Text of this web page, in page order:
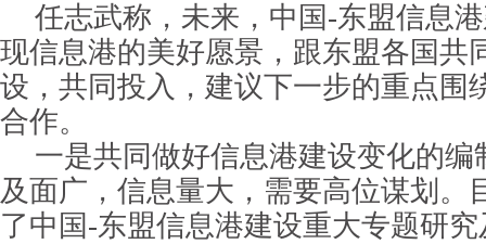
任志武称，未来，中国-东盟信息
现信息港的美好愿景，跟东盟各国共
设，共同投入，建议下一步的重点围
合作。
一是共同做好信息港建设变化的编
及面广，信息量大，需要高位谋划。
了中国-东盟信息港建设重大专题研